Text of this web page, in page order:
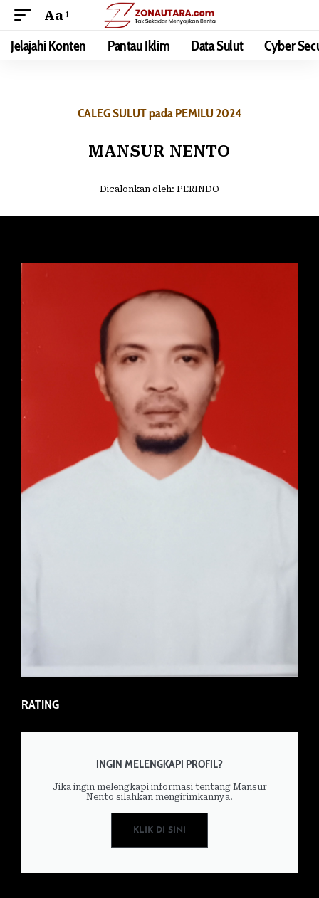
Aa
Jelajahi Konten Pantau Iklim Data Sulut Cyber
CALEG SULUT pada PEMILU 2024
MANSUR NENTO
Dicalonkan oleh: PERINDO
RATING
INGIN MELENGKAPI PROFIL?
Jika ingin melengkapi informasi tentang Mansur
Nento silahkan mengirimkannya.
KLIK DI SINI